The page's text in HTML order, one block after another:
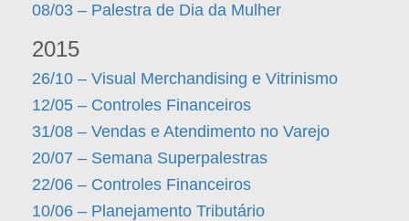
08/03 – Palestra de Dia da Mulher
2015
26/10 – Visual Merchandising e Vitrinismo
12/05 – Controles Financeiros
31/08 – Vendas e Atendimento no Varejo
20/07 – Semana Superpalestras
22/06 – Controles Financeiros
10/06 – Planejamento Tributário